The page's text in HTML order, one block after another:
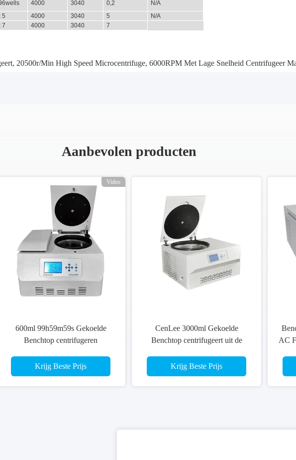
4000 3040 0,2
N/A
5 4000 3040 5
N/A
7
4000 3040 7
, 20500r/Min High Speed Microcentrifuge, 6000RPM Met Lage Snelheid Centrifugeer
Aanbevolen producten
Video
600ml 99h59m59s Gekoelde
Benchtop centrifugeren
Krijg Beste Prijs
CenLee 3000ml Gekoelde
Benchtop centrifugeert uit de
Schommelingsrotor
Krijg Beste Prijs
AC